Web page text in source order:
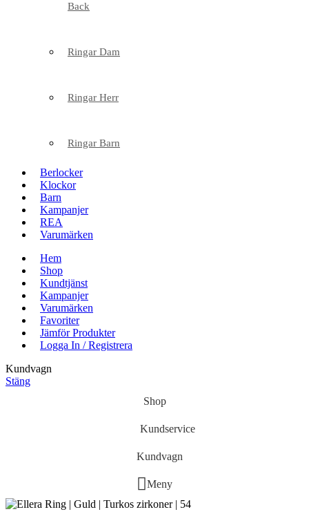
Back
Ringar Dam
Ringar Herr
Ringar Barn
Berlocker
Klockor
Barn
Kampanjer
REA
Varumärken
Hem
Shop
Kundtjänst
Kampanjer
Varumärken
Favoriter
Jämför Produkter
Logga In / Registrera
Kundvagn
Stäng
Shop
Kundservice
Kundvagn
Meny